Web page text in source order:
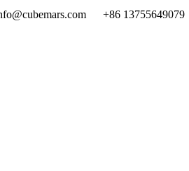
+86 13755649079